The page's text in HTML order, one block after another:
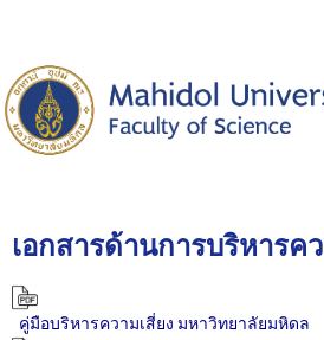
เอกสารด้านการบริหารค
คู่มือบริหารความเสี่ยง มหาวิทยาลัยมหิดล